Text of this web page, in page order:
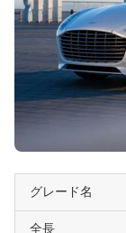
グレード名
全長